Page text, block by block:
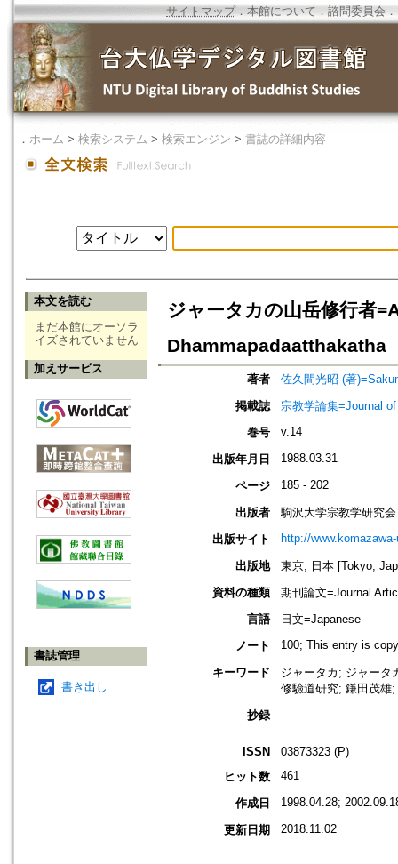
サイトマップ．本館について ． 諮問委員会 ．
． ホーム > 検索システム > 検索エンジン > 書誌の詳細内容
本文を読む
まだ本館にオーソラ
イズされていません
加えサービス
書誌管理
書き出し
ジャータカの山岳修行者
Dhammapadaatthakatha
著者
佐久間光昭 (著
掲載誌
宗教学論集=Journal
巻号
v.14
出版年月日 1988.03.31
ページ 185 - 202
出版者
駒沢大学宗教学研究会
出版サイト
http://
出版地
東京, 日本 [Tokyo,
資料の種類
期刊論文=Journal
言語
日文=Japanese
ノート
100; This entry is
キーワード
ジャータカ; ジャータ
修驗道研究; 鎌田茂雄
抄録
ISSN
03873323 (P)
ヒット数
461
作成日 1998.04.28;
更新日期 2018.11.02